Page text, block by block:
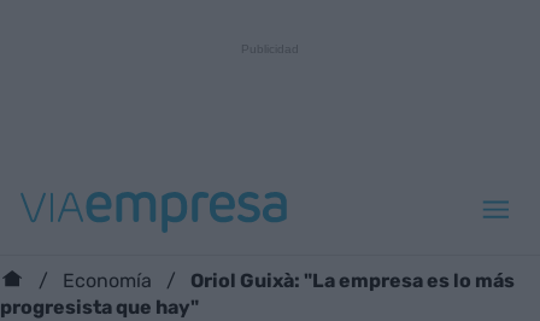
Economía
Oriol Guixà: "La empresa es lo más
progresista que hay"